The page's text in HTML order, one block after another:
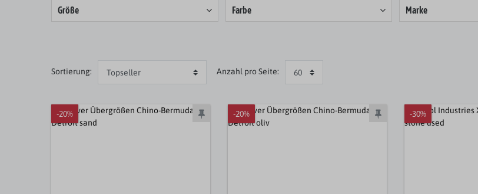
Größe Farbe Marke
Sortierung: Anzahl pro Seite:
-20% -20% -30%